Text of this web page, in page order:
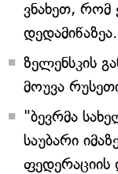
ვნახეთ, რომ
ზელენსკის
მოუვა
"ბევრმა
საუბარი
ფედერაციის